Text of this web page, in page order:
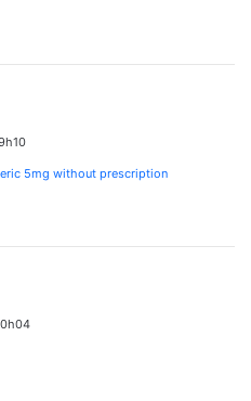
5mg without prescription